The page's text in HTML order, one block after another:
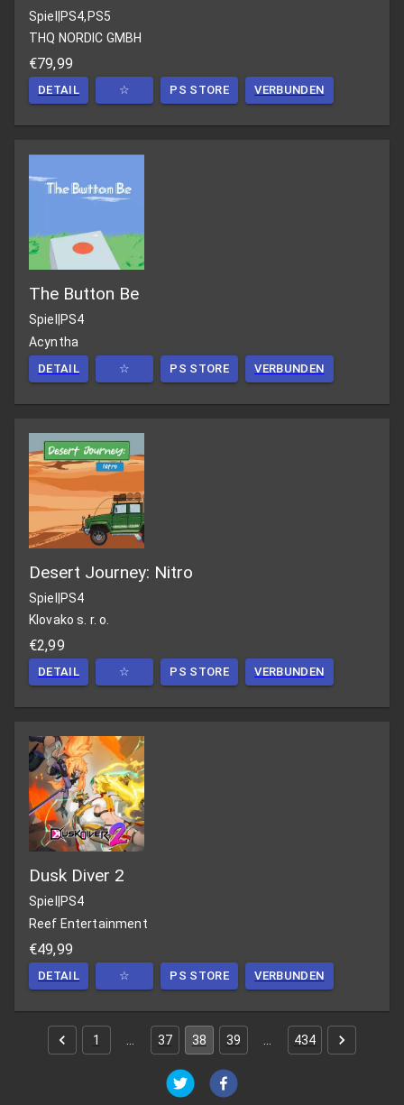
Spiel|PS4,PS5
THQ NORDIC GMBH
€79,99
DETAIL ☆ PS STORE VERBUNDEN
The Button Be
Spiel
PS4
Acyntha
DETAIL ☆ PS STORE VERBUNDEN
Desert Journey: Nitro
Spiel|PS4
Klovako s. r. o.
€2,99
DETAIL ☆ PS STORE VERBUNDEN
Dusk Diver 2
Spiel
PS4
Reef Entertainment
€49,99
DETAIL ☆ PS STORE VERBUNDEN
1 37 38 39 434